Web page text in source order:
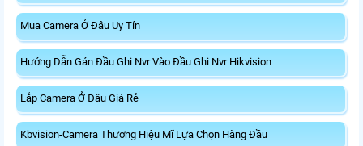
Mua Camera Ở Đâu Uy Tín
Hướng Dẫn Gán Đầu Ghi Nvr Vào Đầu Ghi Nvr Hikvision
Lắp Camera Ở Đâu Giá Rẻ
Kbvision-Camera Thương Hiệu Mĩ Lựa Chọn Hàng Đầu